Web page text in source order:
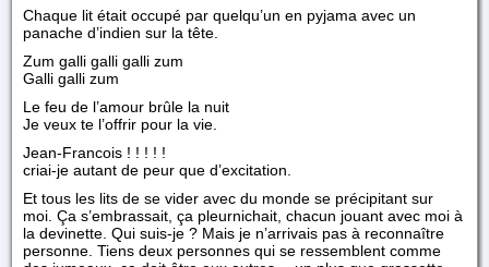
Chaque lit était occupé par quelqu’un en pyjama avec un
panache d’indien sur la tête.
Zum galli galli galli zum
Galli galli zum
Le feu de l’amour brûle la nuit
Je veux te l’offrir pour la vie.
Jean-Francois ! ! ! ! !
criai-je autant de peur que d’excitation.
Et tous les lits de se vider avec du monde se précipitant sur
moi. Ça s’embrassait, ça pleurnichait, chacun jouant avec moi à
la devinette. Qui suis-je ? Mais je n’arrivais pas à reconnaître
personne. Tiens deux personnes qui se ressemblent comme